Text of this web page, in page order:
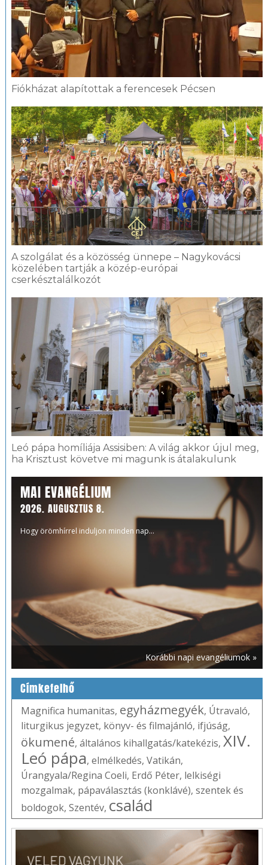
Fiókházat alapítottak a ferencesek Pécsen
A szolgálat és a közösség ünnepe – Nagykovácsi
közelében tartják a közép-európai
cserkésztalálkozót
Leó pápa homíliája Assisiben: A világ akkor újul meg,
ha Krisztust követve mi magunk is átalakulunk
MAI EVANGÉLIUM
2026. AUGUSZTUS 8.
Hogy örömhírrel induljon minden nap...
Korábbi napi evangéliumok »
Címkefelhő
Magnifica humanitas, egyházmegyék, Útravaló,
liturgikus jegyzet, könyv- és filmajánló, ifjúság,
ökumené, általános kihallgatás/katekézis, XIV.
Leó pápa, elmélkedés, Vatikán,
Úrangyala/Regina Coeli, Erdő Péter, lelkiségi
mozgalmak, pápaválasztás (konklávé), szentek és
boldogok, Szentév, család